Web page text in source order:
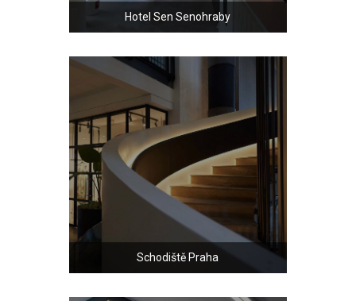
Hotel Sen Senohraby
Schodiště Praha